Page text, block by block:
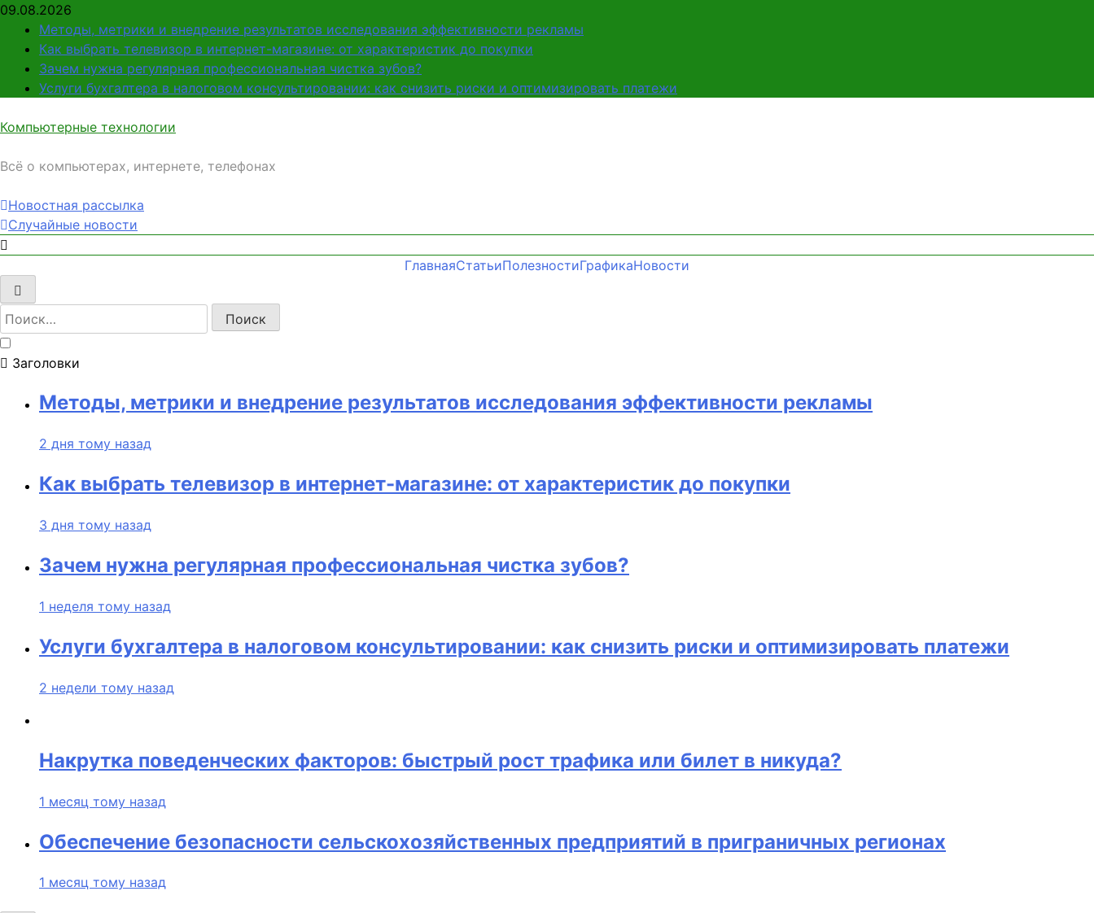
Перейти
содержимому
09.08.2026
Методы, метрики и внедрение результатов исследования эффективности рекламы
Как выбрать телевизор в интернет-магазине: от характеристик до покупки
Зачем нужна регулярная профессиональная чистка зубов?
Услуги бухгалтера в налоговом консультировании: как снизить риски и оптимизировать платежи
Компьютерные технологии
Всё о компьютерах, интернете, телефонах
Новостная рассылка
Случайные новости
ГлавнаяСтатьиПолезностиГрафикаНовости
Найти:
Заголовки
Методы, метрики и внедрение результатов исследования эффективности рекламы
2 дня тому назад
Как выбрать телевизор в интернет-магазине: от характеристик до покупки
3 дня тому назад
Зачем нужна регулярная профессиональная чистка зубов?
1 неделя тому назад
Услуги бухгалтера в налоговом консультировании: как снизить риски и оптимизировать платежи
2 недели тому назад
Накрутка поведенческих факторов: быстрый рост трафика или билет в никуда?
1 месяц тому назад
Обеспечение безопасности сельскохозяйственных предприятий в приграничных регионах
1 месяц тому назад